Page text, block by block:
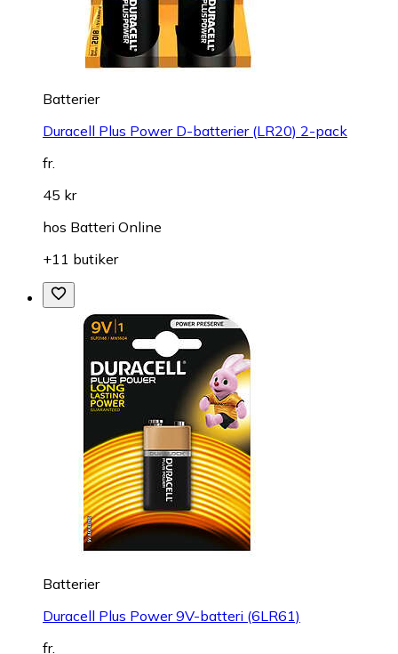
Batterier
Duracell Plus Power D-batterier (LR20) 2-pack
fr.
45 kr
hos Batteri Online
+11 butiker
Batterier
Duracell Plus Power 9V-batteri (6LR61)
fr.